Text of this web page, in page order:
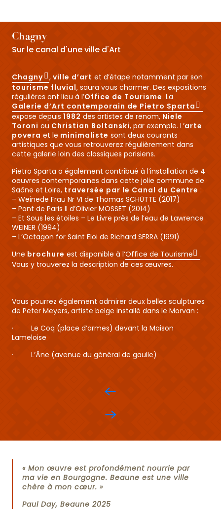
Chagny
Sur le canal d'une ville d'Art
Chagny , ville d’art et d’étape notamment par son
tourisme fluvial, saura vous charmer. Des expositions
régulières ont lieu à l’Office de Tourisme. La
Galerie d’Art contemporain de Pietro Sparta
expose depuis 1982 des artistes de renom, Niele
Toroni ou Christian Boltanski, par exemple. L’arte
povera et le minimaliste sont deux courants
artistiques que vous retrouverez régulièrement dans
cette galerie loin des classiques parisiens.
Pietro Sparta a également contribué à l’installation de 4
oeuvres contemporaines dans cette jolie commune de
Saône et Loire, traversée par le Canal du Centre :
– Weinede Frau Nr VI de Thomas SCHÜTTE (2017)
– Pont de Paris II d’Olivier MOSSET (2014)
– Et Sous les étoiles – Le Livre près de l’eau de Lawrence
WEINER (1994)
– L’Octagon for Saint Eloi de Richard SERRA (1991)
Une brochure est disponible à l’Office de Tourisme
.
Vous y trouverez la description de ces œuvres.
Vous pourrez également admirer deux belles sculptures
de Peter Meyers, artiste belge installé dans le Morvan :
· Le Coq (place d’armes) devant la Maison
Lameloise
· L’Âne (avenue du général de gaulle)
« Mon œuvre est profondément nourrie par
ma vie en Bourgogne. Beaune est une ville
chère à mon cœur. »
Paul Day, Beaune 2025